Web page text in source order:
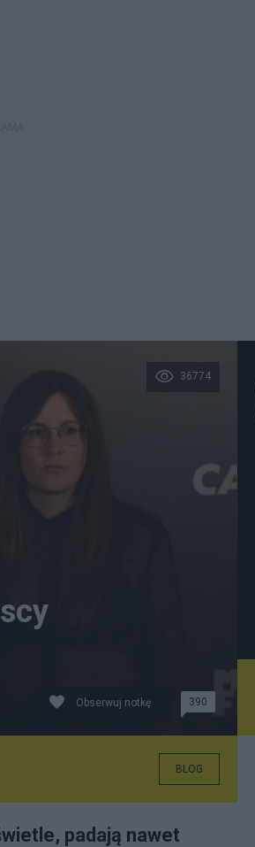
36774
Obserwuj notkę 390
BLOG
padają nawet